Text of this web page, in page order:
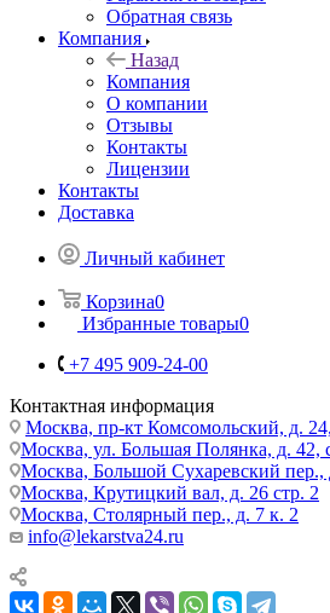
Обратная связь
Компания
Назад
Компания
О компании
Отзывы
Контакты
Лицензии
Контакты
Доставка
Личный кабинет
Корзина0
Избранные товары0
+7 495 909-24-00
Контактная информация
Москва, пр-кт Комсомольский, д. 24,
Москва, ул. Большая Полянка, д. 42,
Москва, Большой Сухаревский пер.,
Москва, Крутицкий вал, д. 26 стр. 2
Москва, Столярный пер., д. 7 к. 2
info@lekarstva24.ru